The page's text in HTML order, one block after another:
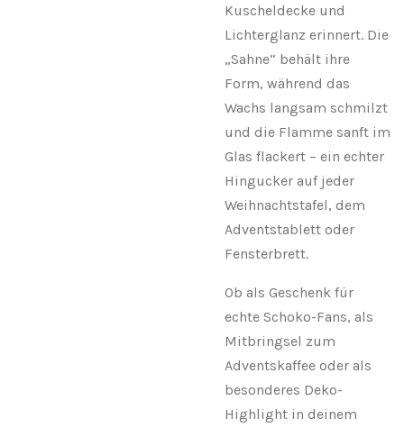
Kuscheldecke und
Lichterglanz erinnert. Die
„Sahne“ behält ihre
Form, während das
Wachs langsam schmilzt
und die Flamme sanft im
Glas flackert – ein echter
Hingucker auf jeder
Weihnachtstafel, dem
Adventstablett oder
Fensterbrett.
Ob als Geschenk für
echte Schoko-Fans, als
Mitbringsel zum
Adventskaffee oder als
besonderes Deko-
Highlight in deinem